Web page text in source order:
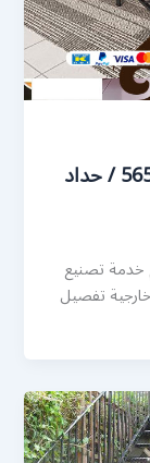
رقم حداد ديوانيات الاندلس / 56585569 / حداد
خدمة تصنيع
تفصيل